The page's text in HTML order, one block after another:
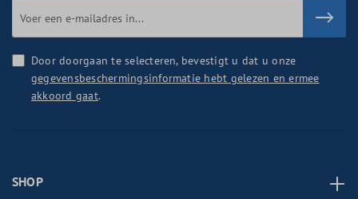
Door doorgaan te selecteren, bevestigt u dat u onze
gegevensbeschermingsinformatie hebt gelezen en ermee
akkoord gaat.
SHOP